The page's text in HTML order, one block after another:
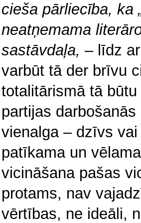
cieša pārliecība, ka
neatņemama
sastāvdaļa, – līdz
varbūt tā der brīvu
totalitārismā tā
partijas
vienalga – dzīvs
patīkama un
vicināšana pašas
protams, nav
vērtības, ne ideāli,